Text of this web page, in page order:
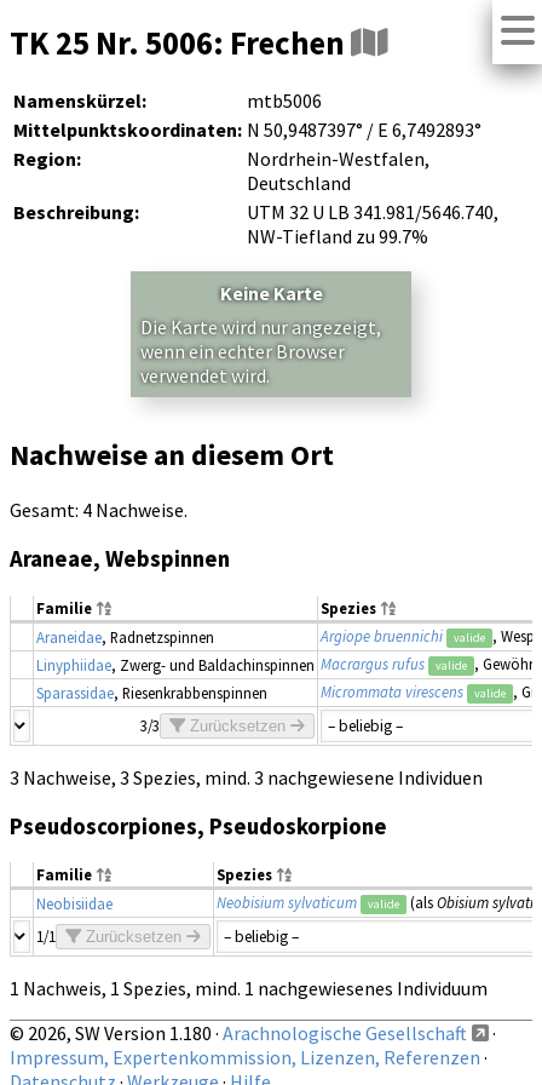
TK 25 Nr. 5006: Frechen
Namenskürzel:
mtb5006
Mittelpunktskoordinaten: N 50,9487397° / E 6,7492893°
Region:
Nordrhein-Westfalen,
Deutschland
Beschreibung:
UTM 32 U LB 341.981/5646.740,
NW-Tiefland zu 99.7%
Keine Karte
Die Karte wird nur angezeigt,
wenn ein echter Browser
verwendet wird.
Nachweise an diesem Ort
Gesamt: 4 Nachweise.
Araneae, Webspinnen
Familie
Spezies
Araneidae, Radnetzspinnen Argiope bruennichi valide ,
Linyphiidae, Zwerg- und Baldachinspinnen Macrargus rufus valide ,
Sparassidae, Riesenkrabbenspinnen Micrommata virescens valide ,
3/3
Zurücksetzen
3 Nachweise, 3 Spezies, mind. 3 nachgewiesene Individuen
Pseudoscorpiones, Pseudoskorpione
Familie
Spezies
Neobisiidae
Neobisium sylvaticum valide (alsObisium
1/1
Zurücksetzen
1 Nachweis, 1 Spezies, mind. 1 nachgewiesenes Individuum
© 2026, SW Version 1.180 · Arachnologische Gesellschaft
·
Impressum, Expertenkommission, Lizenzen, Referenzen ·